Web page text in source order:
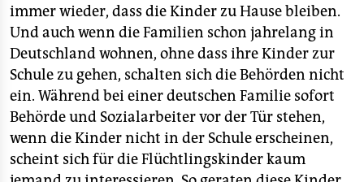
immer wieder, dass die Kinder zu Hause bleiben.
Und auch wenn die Familien schon jahrelang in
Deutschland wohnen, ohne dass ihre Kinder zur
Schule zu gehen, schalten sich die Behörden nicht
ein. Während bei einer deutschen Familie sofort
Behörde und Sozialarbeiter vor der Tür stehen,
wenn die Kinder nicht in der Schule erscheinen,
scheint sich für die Flüchtlingskinder kaum